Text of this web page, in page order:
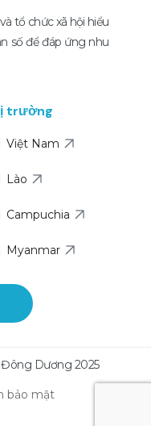
tổ chức xã hội hiểu
số để đáp ứng nhu
trường
Việt Nam
Lào
Campuchia
Myanmar
Dương 2025
bảo mật